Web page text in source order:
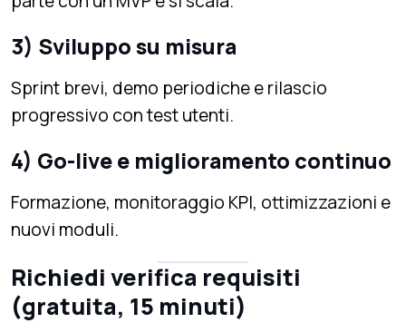
3) Sviluppo su misura
Sprint brevi, demo periodiche e rilascio
progressivo con test utenti.
4) Go-live e miglioramento continuo
Formazione, monitoraggio KPI, ottimizzazioni e
nuovi moduli.
Richiedi verifica requisiti
(gratuita, 15 minuti)